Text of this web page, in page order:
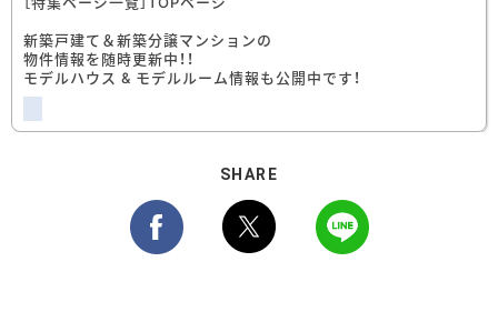
新築戸建て＆新築分譲マンションの
物件情報を随時更新中！！
モデルハウス & モデルルーム情報も公開中です！
SHARE